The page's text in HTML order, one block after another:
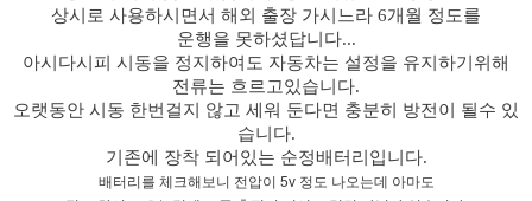
상시로 사용하시면서 해외 출장 가시느라 6개월 정도를
운행을 못하셨답니다...
아시다시피 시동을 정지하여도 자동차는 설정을 유지하기위해
전류는 흐르고있습니다.
오랫동안 시동 한번걸지 않고 세워 둔다면 충분히 방전이 될수 있
습니다.
기존에 장착 되어있는 순정배터리입니다.
배터리를 체크해보니 전압이 5v 정도 나오는데 아마도